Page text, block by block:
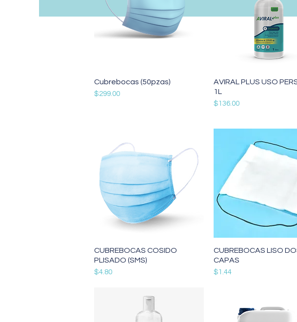
Vista rápida
Cubrebocas (50pzas)
Precio
$299.00
Vista rápida
AVIRAL PLUS USO
1L
Precio
$136.00
Vista rápida
CUBREBOCAS COSIDO
PLISADO (SMS)
Precio
$4.80
Vista rápida
CUBREBOCAS LISO
CAPAS
Precio
$1.44